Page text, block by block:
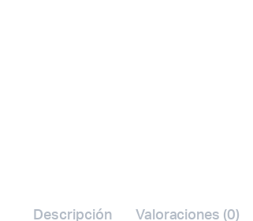
Descripción Valoraciones (0)